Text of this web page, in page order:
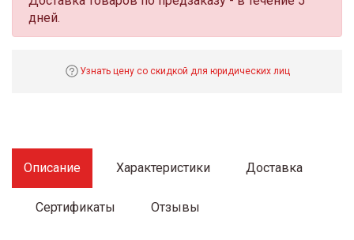
дней.
Узнать цену со скидкой для юридических лиц
Описание Характеристики Доставка
Сертификаты Отзывы